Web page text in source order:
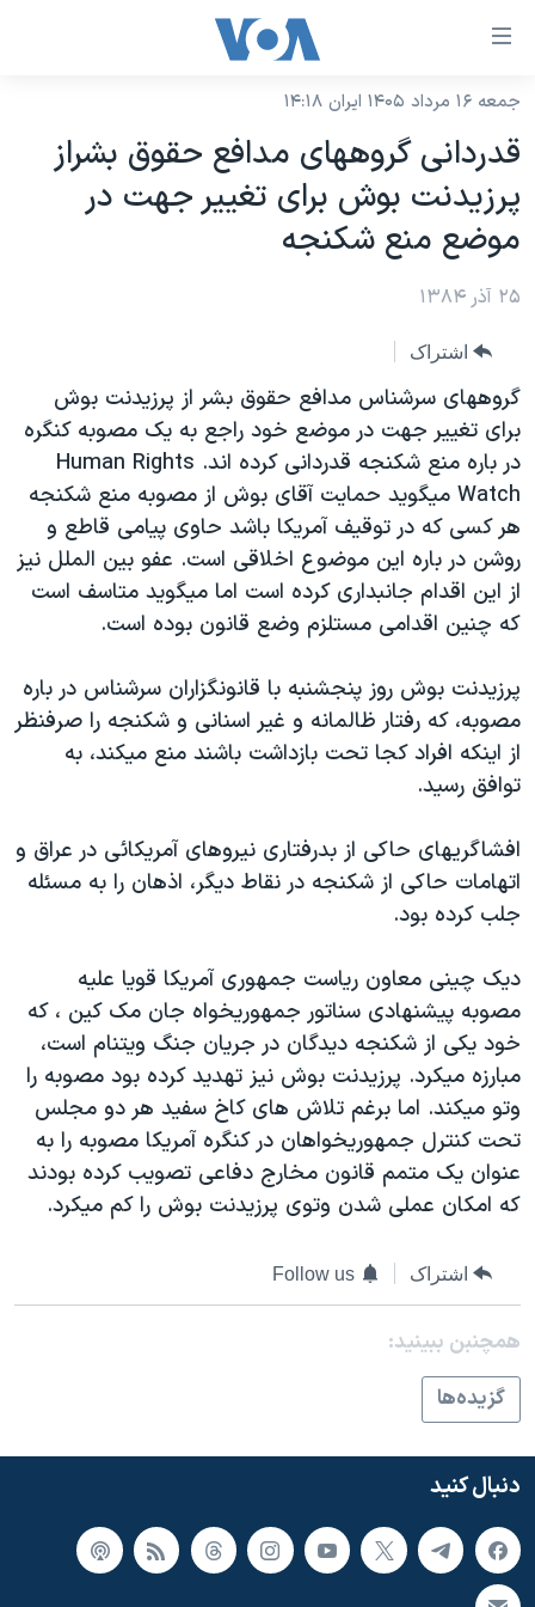
لینکهای
دسترسی
جهش
محتوای
اصلی
به
صفحه
جهش
به
جستجو
نسخه سبک وب‌سایت
موضوع ها
ایران
آمریکا
جهان
ورزشی
گزیده‌ها
ویژه برنامه‌ها
ویدیوها
فرهنگ و زندگی
حقوق شهروندی
علم و فناوری
اسرائیل در جنگ
گالری عکس
برنامه های تلویزیونی
جدول برنامه ها
صفحه‌های ویژه
جام جهانی ۲۰۲۶
عملیات خشم حماسی
۲۵۰سالگی آمریکا
بایگانی برنامه‌های تلویزیونی
مستندها
انتخابات ریاست جمهوری آمریکا ۲۰۲۴
حمله جمهوری اسلامی به اسرائیل
رمز مهسا
ورزش زنان در ایران
اعتراضات زن، زندگی، آزادی
تریبونال مردمی آبان ۹۸
دادگاه حمید نوری
قانون شفافیت دارائی کادر رهبری ایران
اعتراضات مردمی آبان ۹۸
اسرائیل در جنگ
نرگس محمدی برنده جایزه نوبل صلح
همایش محافظه‌کاران آمریکا «سی‌پک»
صفحه‌های ویژه
فرکانس‌های صدای آمریکا
پخش رادیویی
یادگیری زبان انگلیسی
دنبال کنید
زبانهای مختلف
جمعه ۱۶ مرداد ۱۴۰۵ ایران ۱۴:۱۸
قدردانی گروههای مدافع حقوق بشراز
پرزيدنت بوش برای تغيير جهت در
موضع منع شکنجه
۲۵ آذر ۱۳۸۴
اشتراک
گروههای سرشناس مدافع حقوق بشر از پرزيدنت بوش
برای تغيير جهت در موضع خود راجع به يک مصوبه کنگره
در باره منع شکنجه قدردانی کرده اند. Human Rights
Watch ميگويد حمايت آقای بوش از مصوبه منع شکنجه
هر کسی که در توقيف آمريکا باشد حاوی پيامی قاطع و
روشن در باره اين موضوع اخلاقی است. عفو بين الملل نيز
از اين اقدام جانبداری کرده است اما ميگويد متاسف است
که چنين اقدامی مستلزم وضع قانون بوده است.
پرزيدنت بوش روز پنجشنبه با قانونگزاران سرشناس در باره
مصوبه، که رفتار ظالمانه و غير اسنانی و شکنجه را صرفنظر
از اينکه افراد کجا تحت بازداشت باشند منع ميکند، به
توافق رسيد.
افشاگريهای حاکی از بدرفتاری نيروهای آمريکائی در عراق و
اتهامات حاکی از شکنجه در نقاط ديگر، اذهان را به مسئله
جلب کرده بود.
ديک چينی معاون رياست جمهوری آمريکا قويا عليه
مصوبه پيشنهادی سناتور جمهوريخواه جان مک کين ، که
خود يکی از شکنجه ديدگان در جريان جنگ ويتنام است،
مبارزه ميکرد. پرزيدنت بوش نيز تهديد کرده بود مصوبه را
وتو ميکند. اما برغم تلاش های کاخ سفيد هر دو مجلس
تحت کنترل جمهوريخواهان در کنگره آمريکا مصوبه را به
عنوان يک متمم قانون مخارج دفاعی تصويب کرده بودند
که امکان عملی شدن وتوی پرزيدنت بوش را کم ميکرد.
اشتراک Follow us
همچنبن ببینید:
گزيده‌ها
دنبال کنید